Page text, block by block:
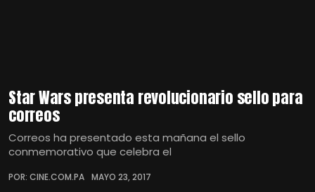
Star Wars presenta revolucionario sello para
correos
Correos ha presentado esta mañana el sello
conmemorativo que celebra el
POR: CINE.COM.PA MAYO 23, 2017